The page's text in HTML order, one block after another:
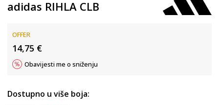
adidas RIHLA CLB
OFFER
14,75 €
Obavijesti me o sniženju
Dostupno u više boja: